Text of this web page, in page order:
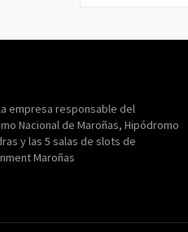
empresa responsable del
Nacional de Maroñas, Hipódromo
y las 5 salas de slots de
Maroñas